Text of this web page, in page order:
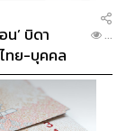
’ บิดา
ทย-บุคคล
...